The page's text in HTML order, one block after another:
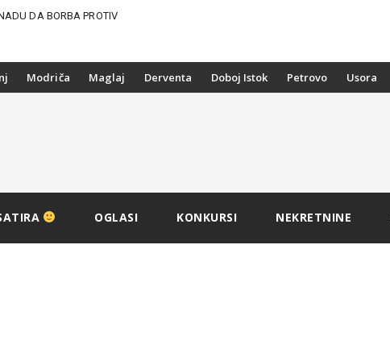
DA BORBA PROTIV
Modriča Maglaj Derventa Doboj Istok Petrovo Usora
OGLASI KONKURSI NEKRETNINE